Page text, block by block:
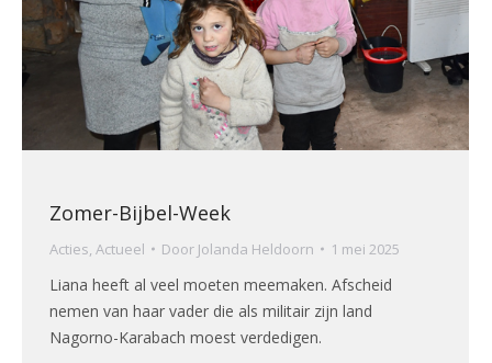
Zomer-Bijbel-Week
Acties, Actueel Door Jolanda Heldoorn 1 mei 2025
Liana heeft al veel moeten meemaken. Afscheid
nemen van haar vader die als militair zijn land
Nagorno-Karabach moest verdedigen.